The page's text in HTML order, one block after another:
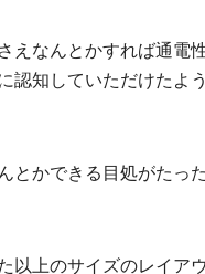
えなんとかすれば通
認知していただけたよ
とかできる目処がたっ
以上のサイズのレイア